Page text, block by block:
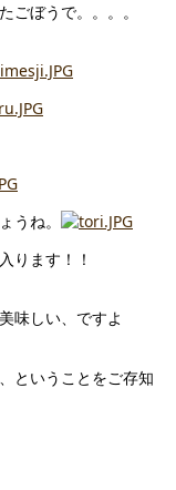
ごぼうで。。。。
うね。
ります！！
味しい、ですよ
ということをご存知